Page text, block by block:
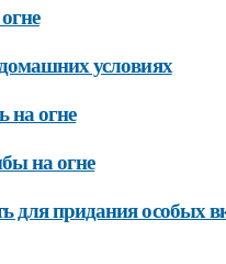
условиях
на огне
на огне
для придания особых